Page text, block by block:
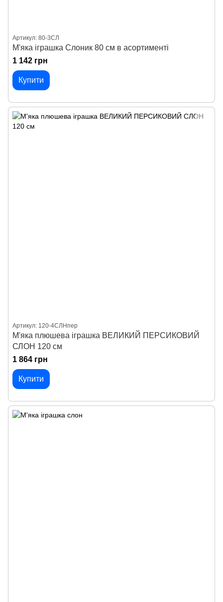
Артикул: 80-3СЛ
М'яка іграшка Слоник 80 см в асортименті
1 142 грн
Купити
Артикул: 120-4СЛНпер
М'яка плюшева іграшка ВЕЛИКИЙ ПЕРСИКОВИЙ
СЛОН 120 см
1 864 грн
Купити